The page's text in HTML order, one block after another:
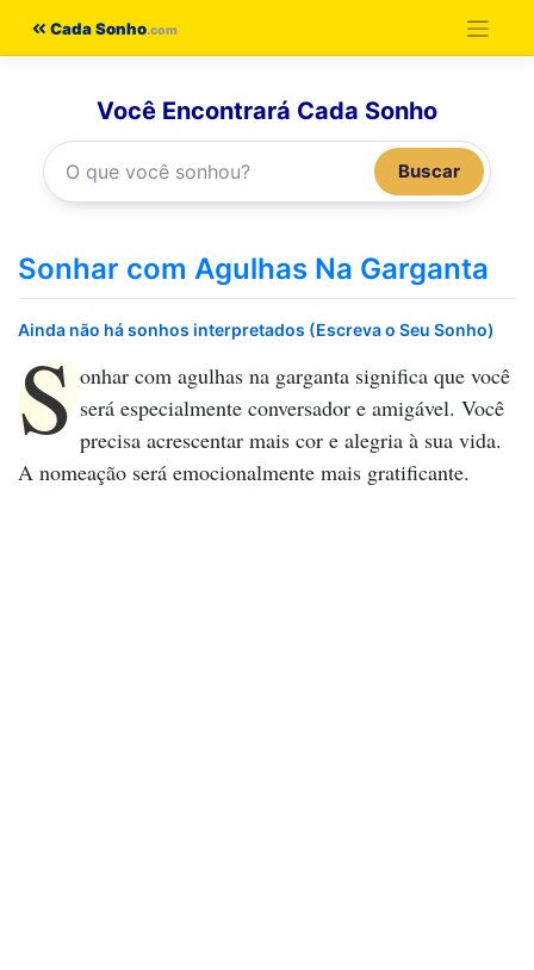
Cada Sonho
Você Encontrará Cada Sonho
Buscar
Sonhar com Agulhas Na Garganta
Ainda não há sonhos interpretados (Escreva o Seu Sonho)
S onhar com agulhas na garganta significa que você
será especialmente conversador e amigável. Você
precisa acrescentar mais cor e alegria à sua vida.
A nomeação será emocionalmente mais gratificante.